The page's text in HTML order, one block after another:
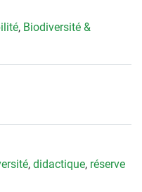
, Biodiversité &
, didactique, réserve